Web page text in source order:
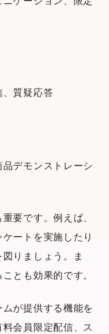
、質疑応答
デモンストレーシ
要です。例えば、
ートを実施したり
りましょう。ま
とも効果的です。
が提供する機能を
会員限定配信、ス